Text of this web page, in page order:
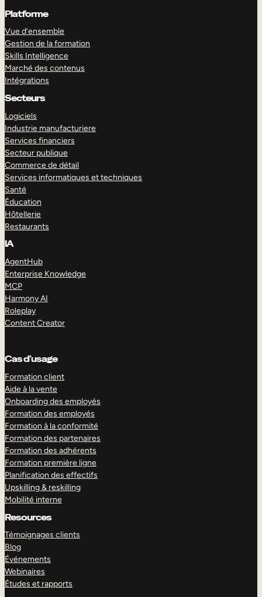
Platforme
Vue d’ensemble
Gestion de la formation
Skills Intelligence
Marché des contenus
Intégrations
Secteurs
Logiciels
Industrie manufacturiere
Services financiers
Secteur publique
Commerce de détail
Services informatiques et techniques
Santé
Éducation
Hôtellerie
Restaurants
IA
AgentHub
Enterprise Knowledge
MCP
Harmony AI
Roleplay
Content Creator
Cas d’usage
Formation client
Aide à la vente
Onboarding des employés
Formation des employés
Formation à la conformité
Formation des partenaires
Formation des adhérents
Formation première ligne
Planification des effectifs
Upskilling & reskilling
Mobilité interne
Resources
Témoignages clients
Blog
Événements
Webinaires
Études et rapports